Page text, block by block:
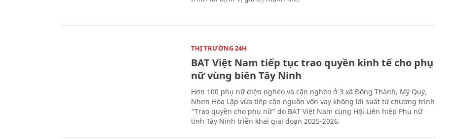
THỊ TRƯỜNG 24H
BAT Việt Nam tiếp tục trao quyền kinh tế cho phụ
nữ vùng biên Tây Ninh
Hơn 100 phụ nữ diện nghèo và cận nghèo ở 3 xã Đông Thành, Mỹ Quý,
Nhơn Hòa Lập vừa tiếp cận nguồn vốn vay không lãi suất từ chương trình
“Trao quyền cho phụ nữ” do BAT Việt Nam cùng Hội Liên hiệp Phụ nữ
tỉnh Tây Ninh triển khai giai đoạn 2025-2026.